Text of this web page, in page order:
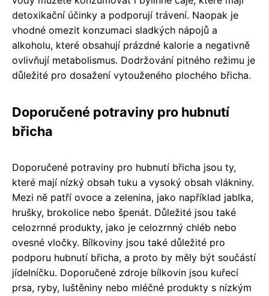
detoxikační účinky a podporují trávení. Naopak je
vhodné omezit konzumaci sladkých nápojů a
alkoholu, které obsahují prázdné kalorie a negativně
ovlivňují metabolismus. Dodržování pitného režimu je
důležité pro dosažení vytouženého plochého břicha.
Doporučené potraviny pro hubnutí
břicha
Doporučené potraviny pro hubnutí břicha jsou ty,
které mají nízký obsah tuku a vysoký obsah vlákniny.
Mezi ně patří ovoce a zelenina, jako například jablka,
hrušky, brokolice nebo špenát. Důležité jsou také
celozrnné produkty, jako je celozrnný chléb nebo
ovesné vločky. Bílkoviny jsou také důležité pro
podporu hubnutí břicha, a proto by měly být součástí
jídelníčku. Doporučené zdroje bílkovin jsou kuřecí
prsa, ryby, luštěniny nebo mléčné produkty s nízkým